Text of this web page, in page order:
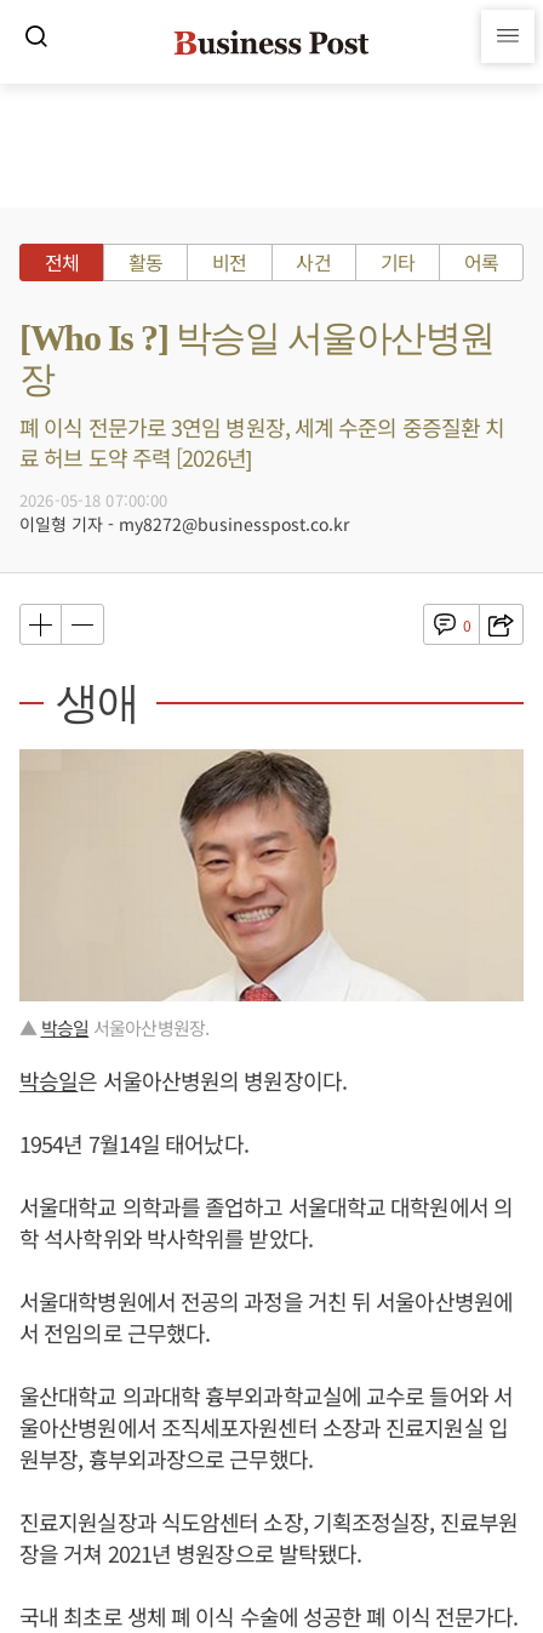
전체 활동 비전 사건 기타 어록
[Who Is ?] 박승일 서울아산병원
장
폐 이식 전문가로 3연임 병원장, 세계 수준의 중증질환 치
료 허브 도약 주력 [2026년]
2026-05-18 07:00:00
이일형 기자 - my8272@businesspost.co.kr
0
생애
▲ 박승일 서울아산병원장.
박승일은 서울아산병원의 병원장이다.
1954년 7월14일 태어났다.
서울대학교 의학과를 졸업하고 서울대학교 대학원에서 의
학 석사학위와 박사학위를 받았다.
서울대학병원에서 전공의 과정을 거친 뒤 서울아산병원에
서 전임의로 근무했다.
울산대학교 의과대학 흉부외과학교실에 교수로 들어와 서
울아산병원에서 조직세포자원센터 소장과 진료지원실 입
원부장, 흉부외과장으로 근무했다.
진료지원실장과 식도암센터 소장, 기획조정실장, 진료부원
장을 거쳐 2021년 병원장으로 발탁됐다.
국내 최초로 생체 폐 이식 수술에 성공한 폐 이식 전문가다.